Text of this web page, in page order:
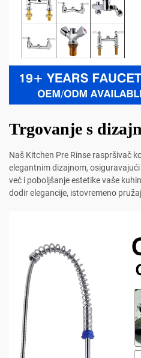
Trgovanje s
Naš Kitchen Pre Rinse raspršivač
elegantnim dizajnom,
već i poboljšanje estetike vaše
dodir elegancije, istovremeno